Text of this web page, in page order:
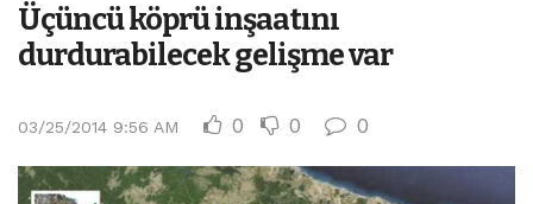
Üçüncü köprü inşaatını
durdurabilecek gelişme var
03/25/2014 9:56 AM 0 0 0